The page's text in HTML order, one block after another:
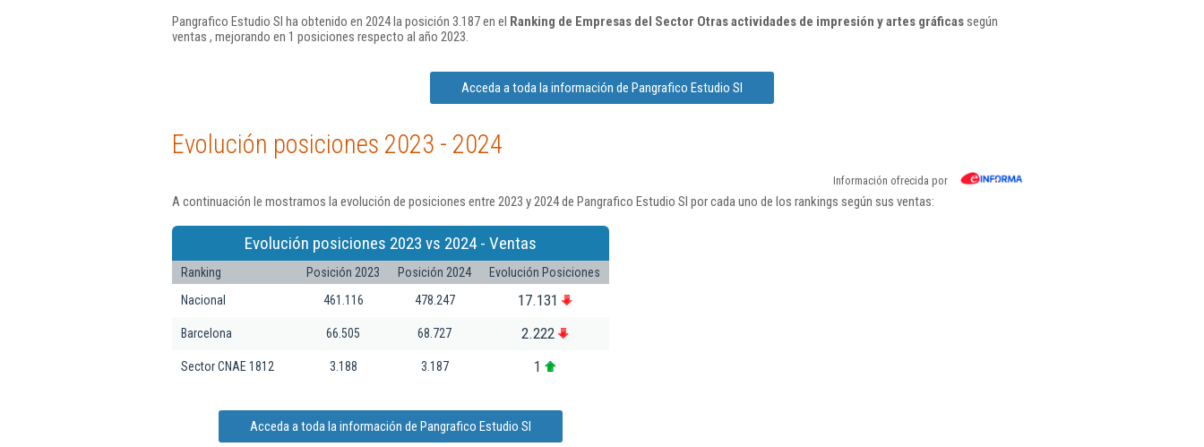
Pangrafico Estudio Sl ha obtenido en 2024 la posición 3.187 en el Ranking de Empresas del Sector Otras actividades de impresión y artes gráficassegún
ventas , mejorando en 1 posiciones respecto al año 2023.
Acceda a toda la información de Pangrafico Estudio Sl
Evolución posiciones 2023 - 2024
Información ofrecida por
A continuación le mostramos la evolución de posiciones entre 2023 y 2024 de Pangrafico Estudio Sl por cada uno de los rankings según sus ventas:
Evolución posiciones 2023 vs 2024 - Ventas
Ranking Posición 2023 Posición 2024
Evolución Posiciones
Nacional
461.116 478.247 17.131
Barcelona 66.505 68.727 2.222
Sector CNAE 1812 3.188 3.187 1
Acceda a toda la información de Pangrafico Estudio Sl